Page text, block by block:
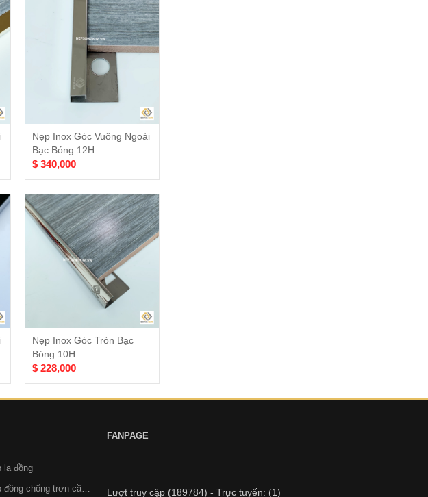
Nẹp Inox Góc Vuông Ngoài
Bạc Bóng 12H
$ 340,000
Nẹp Inox Góc Tròn Bạc
Bóng 10H
$ 228,000
la đồng
đồng chống trơn cầu
FANPAGE
Lượt truy cập (189784) - Trực tuyến: (1)